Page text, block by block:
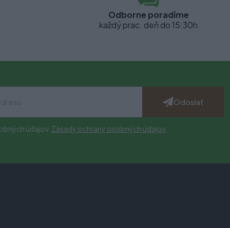
Odborne poradíme
každý prac. deň do 15:30h
Odoslať
údajov. Zásady ochrany osobných údajov.